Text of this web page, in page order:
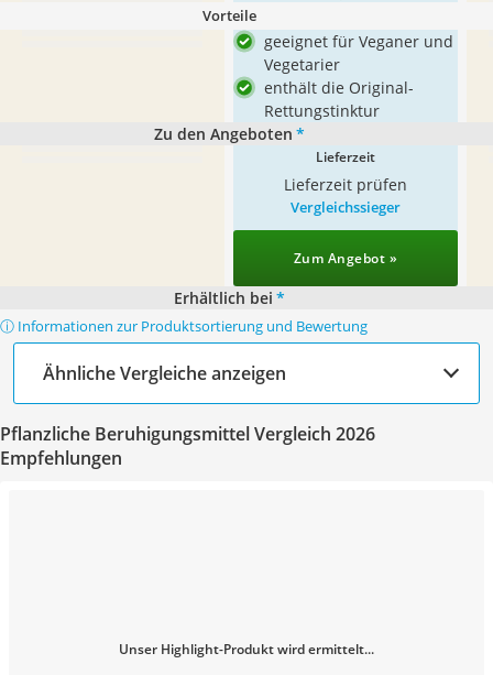
Vorteile
geeignet für Veganer und
Vegetarier
enthält die Original-
Rettungstinktur
Zu den Angeboten *
Lieferzeit
Lieferzeit prüfen
Vergleichssieger
Zum Angebot »
Erhältlich bei *
ⓘ Informationen zur Produktsortierung und Bewertung
Ähnliche Vergleiche anzeigen
Pflanzliche Beruhigungsmittel Vergleich 2026
Empfehlungen
Unser Highlight-Produkt wird ermittelt...